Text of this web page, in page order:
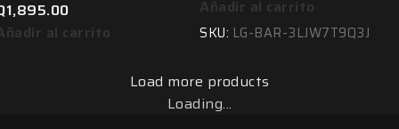
1,895.00
al carrito
Añadir al carrito
SKU: LG-BAR-3LJW7T9Q3J
Load more products
Loading...